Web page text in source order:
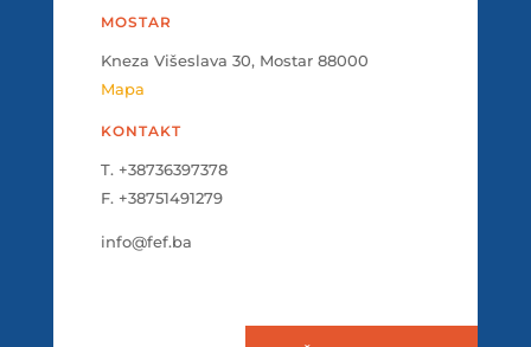
MOSTAR
Kneza Višeslava 30, Mostar 88000
Mapa
KONTAKT
T. +38736397378
F. +38751491279
info@fef.ba